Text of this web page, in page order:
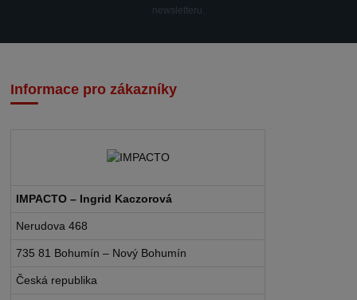
newsletteru.
Informace pro zákazníky
IMPACTO – Ingrid Kaczorová
Nerudova 468
735 81 Bohumín – Nový Bohumín
Česká republika